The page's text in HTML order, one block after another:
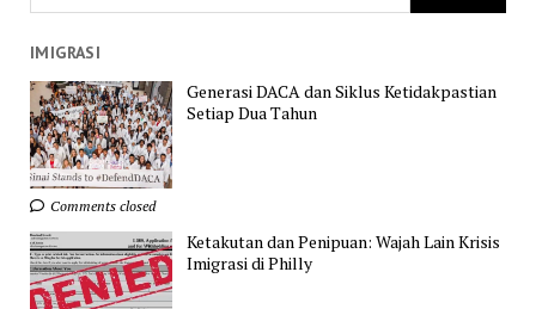
IMIGRASI
Generasi DACA dan Siklus Ketidakpastian
Setiap Dua Tahun
Comments closed
Ketakutan dan Penipuan: Wajah Lain Krisis
Imigrasi di Philly